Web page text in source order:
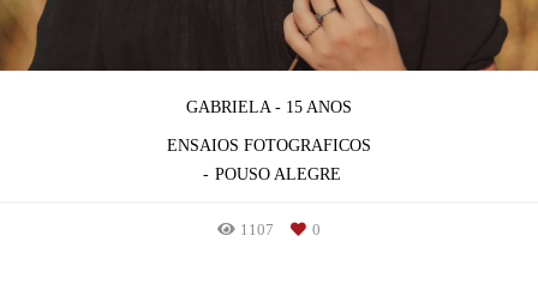
GABRIELA - 15 ANOS
ENSAIOS FOTOGRAFICOS
POUSO ALEGRE
1107 0